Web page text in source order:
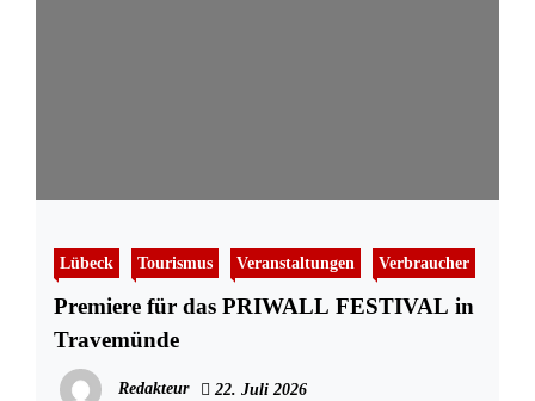
Lübeck Tourismus Veranstaltungen Verbraucher
Premiere für das PRIWALL FESTIVAL in
Travemünde
Redakteur 22. Juli 2026